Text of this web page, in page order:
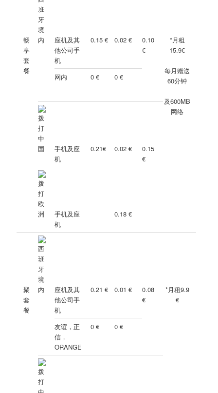
畅
享
套
餐
座机及其
他公司手
机
0.15 € 0.02 €
0.10
€
*月租
15.9€
每月赠送
60分钟
及600MB
网络
网内 0 € 0 €
手机及座
机
0.21€ 0.02 €
0.15
€
手机及座
机
0.18 €
聚
套
餐
座机及其
他公司手
机
0.21 € 0.01 €
0.08
€
*月租9.9
€
友谊，正
信，
ORANGE
0 € 0 €